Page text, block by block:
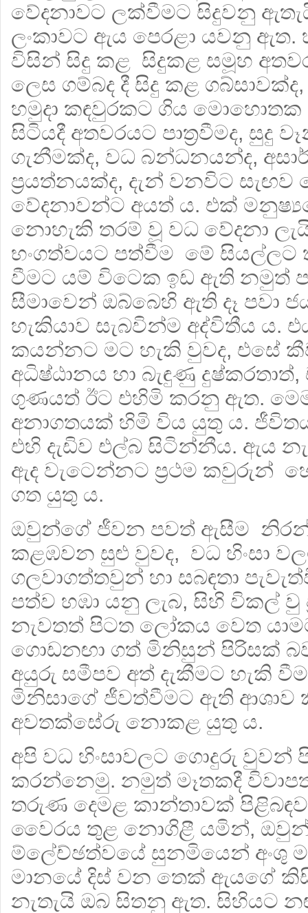
වේදනාවට ලක්වීමට සිදුවනු
ලංකාවට ඇය පෙරළා යවනු ඇත.
විසින් සිදු කළ සිදුකළ සමූහ
ලෙස ගම්බද දී සිදු කළ
හමුදා කඳවුරකට ගිය මොහොතක
සිටියදී අතවරයට පාත්‍රවීමද, සුදු
ගැනීමක්ද, වධ බන්ධනයන්ද,
ප්‍රයත්නයක්ද, දැන් වනවිට
වේදනාවන්ට අයත් ය. එක්
නොහැකි තරම් වූ වධ වේදනා
භංගත්වයට පත්වීම මේ සියල්ලට
වීමට යම් විටෙක ඉඩ ඇති නමුත්
සීමාවෙන් ඔබ්බෙහි ඇති දෑ පවා
හැකියාව සැබවින්ම අද්විතීය ය.
කයන්නට මට හැකි වුවද, එසේ
අධිෂ්ඨානය හා බැඳුණු
ගුණයත් ඊට එහිමි කරනු ඇත. මෙම
අනාගතයක් හිමි විය යුතු ය.
එහි දැඩිව එල්බ සිටින්නීය. ඇය
ඇද වැටෙන්නට ප්‍රථම කවුරුන්
ගත යුතු ය.
ඔවුන්ගේ ජීවන පවත් ඇසීම
කළඹවන සුළු වුවද, වධ හිංසා
ගලවාගත්තවුන් හා සබඳතා
පත්ව හඹා යනු ලැබ, සිහි විකල්
නැවතත් පිටත ලෝකය වෙත
ගොඩනඟා ගත් මිනිසුන් පිරිසක්
අයුරු සමීපව අත් දැකීමට හැකි
මිනිසාගේ ජීවත්වීමට ඇති
අවතක්සේරු නොකළ යුතු ය.
අපි වධ හිංසාවලට ගොදුරු වුවන්
කරන්නෙමු. නමුත් මෑතකදී
තරුණ දෙමළ කාන්තාවක්
වෛරය තුළ නොගිළී යමින්, ඔවුන්
ම්ලේච්ඡත්වයේ සුනමියෙන් අංශු
මානයේ දිස් වන තෙක්‍ ඇයගේ
නැතැයි ඔබ සිතනු ඇත. සිහියට